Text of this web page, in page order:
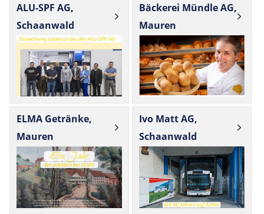
ALU-SPF AG,
Schaanwald
Bäckerei Mündle AG,
Mauren
ELMA Getränke,
Mauren
Ivo Matt AG,
Schaanwald